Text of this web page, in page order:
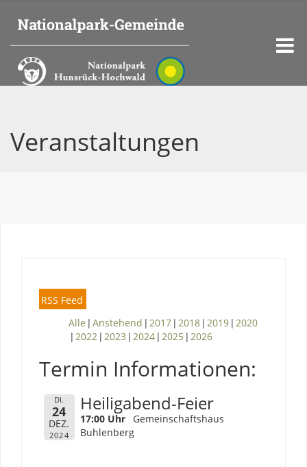
Veranstaltungen
RSS Feed
Alle Anstehend 2017 2018 2019 2020
2022 2023 2024 2025 2026
Termin Informationen:
DI.
24
DEZ.
2024
Heiligabend-Feier
17:00 Uhr
Gemeinschaftshaus
Buhlenberg